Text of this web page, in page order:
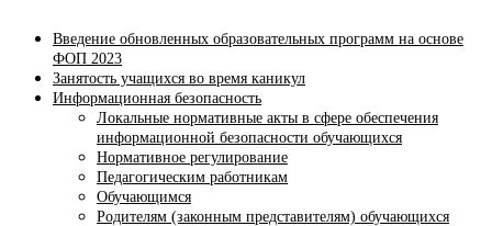
Введение обновленных образовательных программ на основе
ФОП 2023
Занятость учащихся во время каникул
Информационная безопасность
Локальные нормативные акты в сфере обеспечения
информационной безопасности обучающихся
Нормативное регулирование
Педагогическим работникам
Обучающимся
Родителям (законным представителям) обучающихся